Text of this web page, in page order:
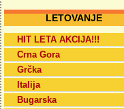
LETOVANJE
HIT LETA AKCIJA!!!
Crna Gora
Grčka
Italija
Bugarska